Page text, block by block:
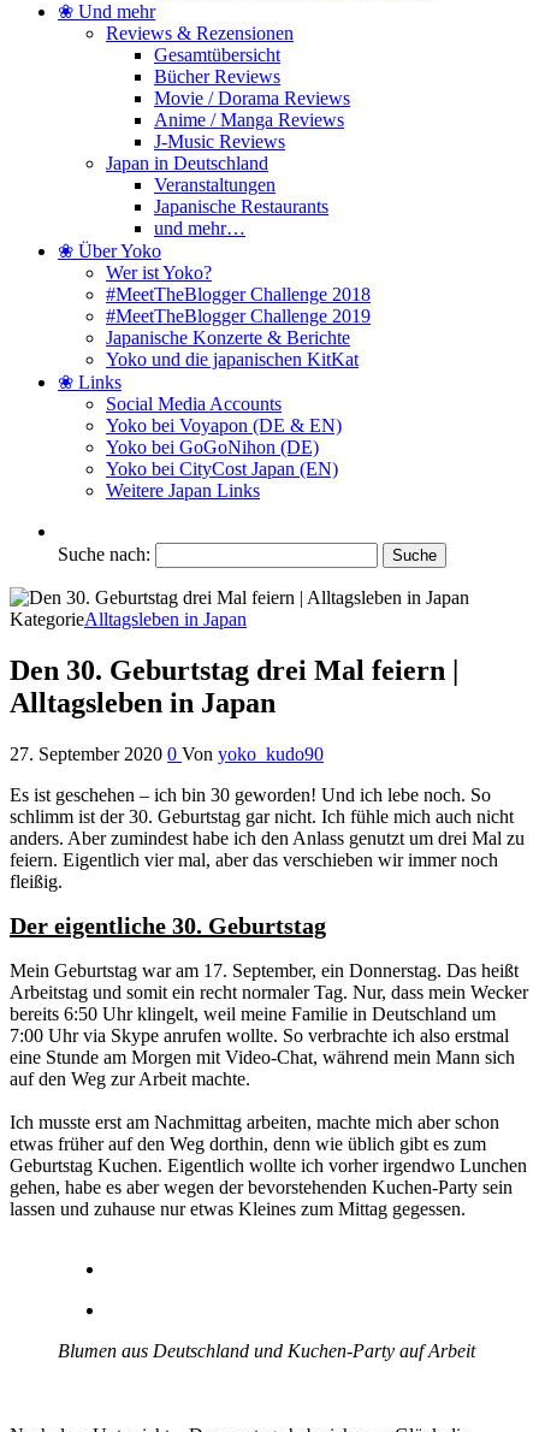
❀ Und mehr
Reviews & Rezensionen
Gesamtübersicht
Bücher Reviews
Movie / Dorama Reviews
Anime / Manga Reviews
J-Music Reviews
Japan in Deutschland
Veranstaltungen
Japanische Restaurants
und mehr…
❀ Über Yoko
Wer ist Yoko?
#MeetTheBlogger Challenge 2018
#MeetTheBlogger Challenge 2019
Japanische Konzerte & Berichte
Yoko und die japanischen KitKat
❀ Links
Social Media Accounts
Yoko bei Voyapon (DE & EN)
Yoko bei GoGoNihon (DE)
Yoko bei CityCost Japan (EN)
Weitere Japan Links
Suche nach:
KategorieAlltagsleben in Japan
Den 30. Geburtstag drei Mal feiern |
Alltagsleben in Japan
27. September 2020 0 Von yoko_kudo90
Es ist geschehen – ich bin 30 geworden! Und ich lebe noch. So
schlimm ist der 30. Geburtstag gar nicht. Ich fühle mich auch nicht
anders. Aber zumindest habe ich den Anlass genutzt um drei Mal zu
feiern. Eigentlich vier mal, aber das verschieben wir immer noch
fleißig.
Der eigentliche 30. Geburtstag
Mein Geburtstag war am 17. September, ein Donnerstag. Das heißt
Arbeitstag und somit ein recht normaler Tag. Nur, dass mein Wecker
bereits 6:50 Uhr klingelt, weil meine Familie in Deutschland um
7:00 Uhr via Skype anrufen wollte. So verbrachte ich also erstmal
eine Stunde am Morgen mit Video-Chat, während mein Mann sich
auf den Weg zur Arbeit machte.
Ich musste erst am Nachmittag arbeiten, machte mich aber schon
etwas früher auf den Weg dorthin, denn wie üblich gibt es zum
Geburtstag Kuchen. Eigentlich wollte ich vorher irgendwo Lunchen
gehen, habe es aber wegen der bevorstehenden Kuchen-Party sein
lassen und zuhause nur etwas Kleines zum Mittag gegessen.
Blumen aus Deutschland und Kuchen-Party auf Arbeit